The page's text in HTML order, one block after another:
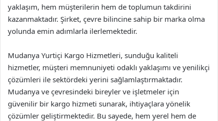
yaklaşım, hem müşterilerin hem de toplumun takdirini
kazanmaktadır. Şirket, çevre bilincine sahip bir marka olma
yolunda emin adımlarla ilerlemektedir.
Mudanya Yurtiçi Kargo Hizmetleri, sunduğu kaliteli
hizmetler, müşteri memnuniyeti odaklı yaklaşımı ve yenilikçi
çözümleri ile sektördeki yerini sağlamlaştırmaktadır.
Mudanya ve çevresindeki bireyler ve işletmeler için
güvenilir bir kargo hizmeti sunarak, ihtiyaçlara yönelik
çözümler geliştirmektedir. Bu sayede, hem yerel hem de